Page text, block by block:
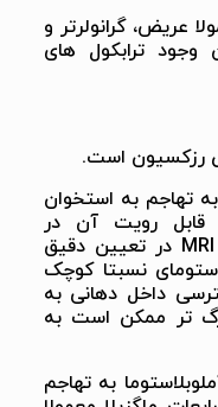
عریض، گرانولرتر و
ترابکول های
رزکسیون است.
به تهاجم به استخوان
قابل رویت آن در
رادیوگرافی در نظر بگیرد. CTو و MRI در تعیین دقیق
نسبتا کوچک
داخل دهانی به
تر ممکن است به
به تهاجم